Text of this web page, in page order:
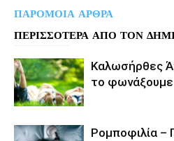
ΠΑΡΟΜΟΙΑ ΑΡΘΡΑ
ΠΕΡΙΣΣΟΤΕΡΑ ΑΠΟ ΤΟΝ
Καλωσήρθες
το φωνάξουμε
Ρομποφιλία –